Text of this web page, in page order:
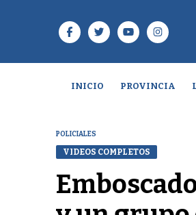
INICIO PROVINCIA
POLICIALES
VIDEOS COMPLETOS